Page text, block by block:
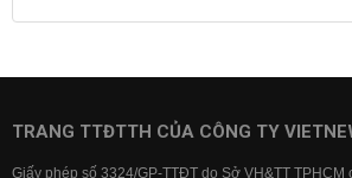
Lãi suất tiết kiệm
Lãi suất tiền
Lãi suất ngân hàng BIDV
TRANG TTĐTTH CỦA CÔNG TY
Giấy phép số 3324/GP-TTĐT do Sở VH&TT TPHCM